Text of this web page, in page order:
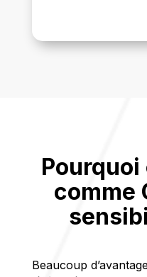
comme
Beaucoup